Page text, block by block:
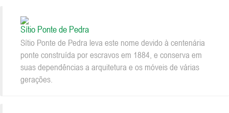
Sítio Ponte de Pedra
Sítio Ponte de Pedra leva este nome devido à centenária
ponte construída por escravos em 1884, e conserva em
suas dependências a arquitetura e os móveis de várias
gerações.